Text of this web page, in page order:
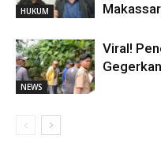
HUKUM
NEWS
Viral!